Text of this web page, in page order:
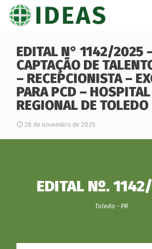
EDITAL N° 1142/2025
CAPTAÇÃO DE
– RECEPCIONISTA –
PARA PCD – HOSPITAL
REGIONAL DE
28 de novembro de 2025
EDITAL Nº.
Toledo - PR